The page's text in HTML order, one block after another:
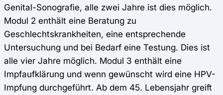
Genital-Sonografie, alle zwei Jahre ist dies möglich.
Modul 2 enthält eine Beratung zu
Geschlechtskrankheiten, eine entsprechende
Untersuchung und bei Bedarf eine Testung. Dies ist
alle vier Jahre möglich. Modul 3 enthält eine
Impfaufklärung und wenn gewünscht wird eine HPV-
Impfung durchgeführt. Ab dem 45. Lebensjahr greift